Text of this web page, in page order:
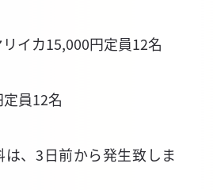
イカ15,000円定員12名
員12名
、3日前から発生致しま